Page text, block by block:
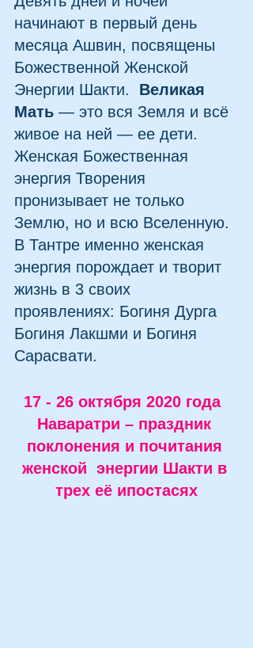
начинают в первый день
месяца Ашвин, посвящены
Божественной Женской
Энергии Шакти. Великая
Мать — это вся Земля и всё
живое на ней — ее дети.
Женская Божественная
энергия Творения
пронизывает не только
Землю, но и всю Вселенную.
В Тантре именно женская
энергия порождает и творит
жизнь в 3 своих
проявлениях: Богиня Дурга
Богиня Лакшми и Богиня
Сарасвати.
17 - 26 октября 2020 года
Наваратри – праздник
поклонения и почитания
женской  энергии Шакти в
трех её ипостасях